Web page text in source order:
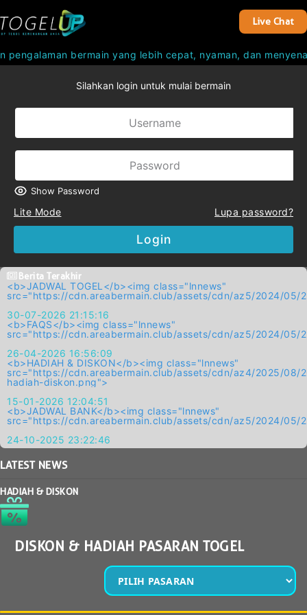
Live Chat
bermain yang lebih cepat, nyaman, dan
Silahkan login untuk mulai bermain
Show Password
Lite Mode Lupa password?
Login
Berita Terakhir
<b>JADWAL TOGEL</b><img class="lnnews"
src="https://cdn.areabermain.club/assets/cdn/az5/2024/
30-07-2026 21:15:16
<b>FAQS</b><img class="lnnews"
src="https://cdn.areabermain.club/assets/cdn/az5/2024/
26-04-2026 16:56:09
<b>HADIAH & DISKON</b><img class="lnnews"
src="https://cdn.areabermain.club/assets/cdn/az4/2025/
hadiah-diskon.png">
15-01-2026 12:04:51
<b>JADWAL BANK</b><img class="lnnews"
src="https://cdn.areabermain.club/assets/cdn/az5/2024/
24-10-2025 23:22:46
LATESTNEWS
HADIAH & DISKON
DISKON & HADIAH PASARAN TOGEL